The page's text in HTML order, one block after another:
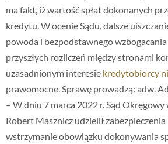
ma fakt, iż wartość spłat dokonanych
kredytu. W ocenie Sądu, dalsze
powoda i bezpodstawnego
przyszłych rozliczeń między stronami
uzasadnionym interesie kredytobiorcy
prawomocne. Sprawę prowadzą: adw.
– W dniu 7 marca 2022 r. Sąd
Robert Masznicz udzielił
wstrzymanie obowiązku dokonywania